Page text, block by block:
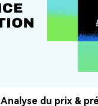
du prix &